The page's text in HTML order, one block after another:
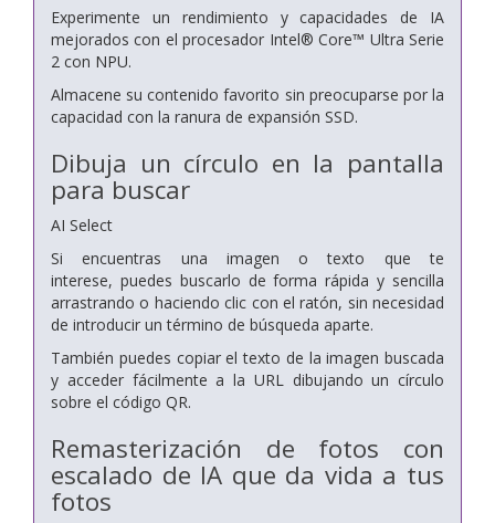
Experimente un rendimiento y capacidades de IA
mejorados con el procesador Intel® Core™ Ultra Serie
2 con NPU.
Almacene su contenido favorito sin preocuparse por la
capacidad con la ranura de expansión SSD.
Dibuja un círculo en la pantalla
para buscar
AI Select
Si encuentras una imagen o texto que te
interese, puedes buscarlo de forma rápida y sencilla
arrastrando o haciendo clic con el ratón, sin necesidad
de introducir un término de búsqueda aparte.
También puedes copiar el texto de la imagen buscada
y acceder fácilmente a la URL dibujando un círculo
sobre el código QR.
Remasterización de fotos con
escalado de IA que da vida a tus
fotos